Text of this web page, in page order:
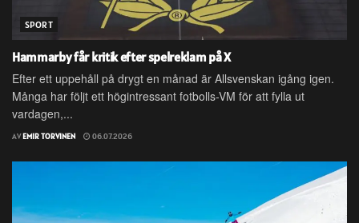
SPORT
Hammarby får kritik efter spelreklam på X
Efter ett uppehåll på drygt en månad är Allsvenskan igång igen.
Många har följt ett högintressant fotbolls-VM för att fylla ut
vardagen,...
AVEMIR TORVINEN 06.07.2026